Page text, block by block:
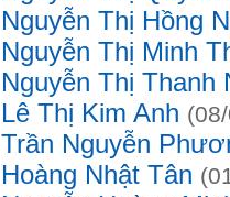
Nguyễn Thị Hồng
Nguyễn Thị Minh
Nguyễn Thị Thanh
Lê Thị Kim Anh
Trần Nguyễn
Hoàng Nhật Tân